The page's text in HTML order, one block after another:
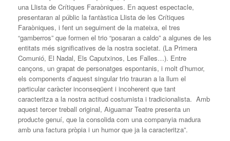
una Llista de Crítiques Faraòniques. En aquest espectacle,
presentaran al públic la fantàstica Llista de les Crítiques
Faraòniques, i fent un seguiment de la mateixa, el tres
“gamberros” que formen el trio “posaran a caldo” a algunes de les
entitats més significatives de la nostra societat. (La Primera
Comunió, El Nadal, Els Caputxinos, Les Falles…). Entre
cançons, un grapat de personatges espontanis, i molt d’humor,
els components d’aquest singular trio trauran a la llum el
particular caràcter inconseqüent i incoherent que tant
caracteritza a la nostra actitud costumista i tradicionalista. Amb
aquest tercer treball original, Aiguamar Teatre presenta un
producte genuí, que la consolida com una companyia madura
amb una factura pròpia i un humor que ja la caracteritza”.